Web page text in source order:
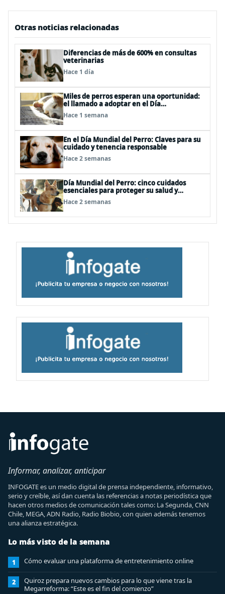
Otras noticias relacionadas
Diferencias de más de 600% en consultas
veterinarias
Hace 1 día
Miles de perros esperan una oportunidad:
el llamado a adoptar en el Día
Internacional del Perro Callejero
Hace 1 semana
En el Día Mundial del Perro: Claves para su
cuidado y tenencia responsable
Hace 2 semanas
Día Mundial del Perro: cinco cuidados
esenciales para proteger su salud y
bienestar
Hace 2 semanas
Informar, analizar, anticipar
INFOGATE es un medio digital de prensa independiente, informativo,
serio y creíble, así dan cuenta las referencias a notas periodística que
hacen otros medios de comunicación tales como: La Segunda, CNN
Chile, MEGA, ADN Radio, Radio Biobio, con quien además tenemos
una alianza estratégica.
Lo más visto de la semana
1 Cómo evaluar una plataforma de entretenimiento online
2
Quiroz prepara nuevos cambios para lo que viene tras la
Megarreforma: “Este es el fin del comienzo”